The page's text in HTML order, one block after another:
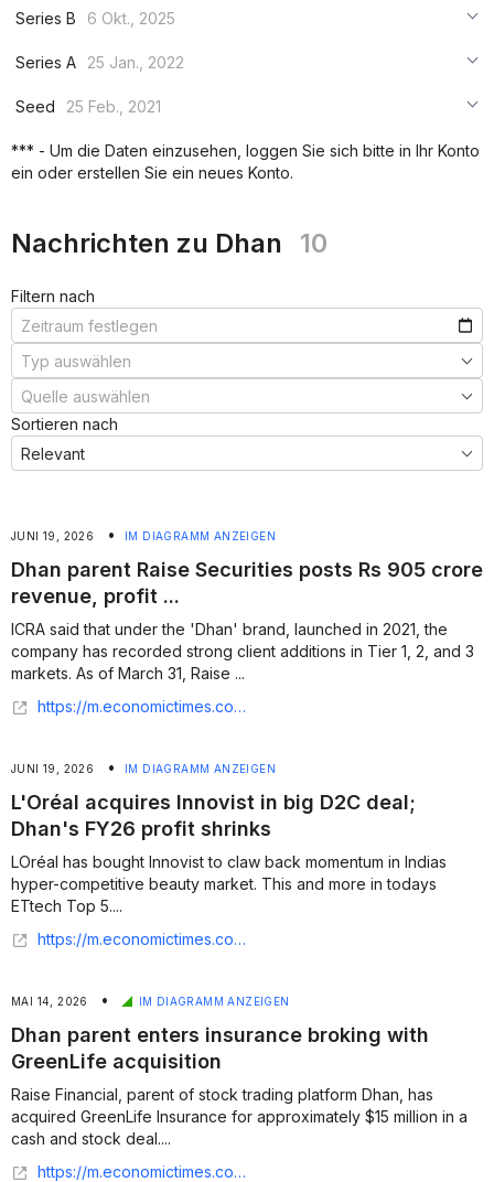
Series B
6 Okt., 2025
***
Series A
25 Jan., 2022
***
Seed
25 Feb., 2021
***
*** - Um die Daten einzusehen, loggen Sie sich bitte in Ihr Konto
ein oder erstellen Sie ein neues Konto.
Nachrichten zu Dhan 10
Filtern nach
Sortieren nach
JUNI 19, 2026 • IM DIAGRAMM ANZEIGEN
Dhan parent Raise Securities posts Rs 905 crore
revenue, profit ...
ICRA said that under the 'Dhan' brand, launched in 2021, the
company has recorded strong client additions in Tier 1, 2, and 3
markets. As of March 31, Raise ...
https://m.economictimes.com/tech/technology/dhan-parent-raise-securities-posts-rs-905-crore-revenue-profit-down-20-in-fy26/articleshow/131823187.cms
JUNI 19, 2026 • IM DIAGRAMM ANZEIGEN
L'Oréal acquires Innovist in big D2C deal;
Dhan's FY26 profit shrinks
LOréal has bought Innovist to claw back momentum in Indias
hyper-competitive beauty market. This and more in todays
ETtech Top 5....
https://m.economictimes.com/tech/newsletters/tech-top-5/loral-acquires-innovist-dhan-parents-fy26-profit-narrows/articleshow/131831637.cms
MAI 14, 2026 • IM DIAGRAMM ANZEIGEN
Dhan parent enters insurance broking with
GreenLife acquisition
Raise Financial, parent of stock trading platform Dhan, has
acquired GreenLife Insurance for approximately $15 million in a
cash and stock deal....
https://m.economictimes.com/tech/technology/dhan-parent-enters-insurance-broking-with-greenlife-buy/articleshow/131058230.cms?UTM_Source=Google_Newsstand&UTM_Campaign=RSS_Feed&UTM_Medium=Referral